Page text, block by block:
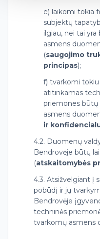
e) laikomi tokia
subjektų
ilgiau, nei tai yra
asmens
(saugojimo
principas);
f) tvarkomi
atitinkamas
priemones būtų
asmens
ir
4.2. Duomenų
Bendrovėje būtų
(atskaitomybės
4.3. Atsižvelgiant į
pobūdį ir jų
Bendrovėje
techninės
tvarkomų asmens